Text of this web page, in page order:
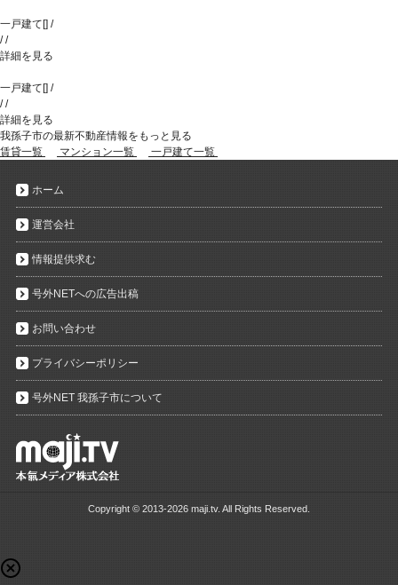
一戸建て [] /
//
詳細を見る
一戸建て [] /
//
詳細を見る
我孫子市の最新不動産情報をもっと見る
賃貸一覧
マンション一覧 一戸建て一覧
ホーム
運営会社
情報提供求む
号外NETへの広告出稿
お問い合わせ
プライバシーポリシー
号外NET 我孫子市について
Copyright © 2013-2026 maji.tv. All Rights Reserved.